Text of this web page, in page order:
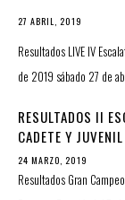
27 ABRIL, 2019
Resultados LIVE IV
de 2019 sábado 27 de
RESULTADOS II
CADETE Y JUVENIL
24 MARZO, 2019
Resultados Gran